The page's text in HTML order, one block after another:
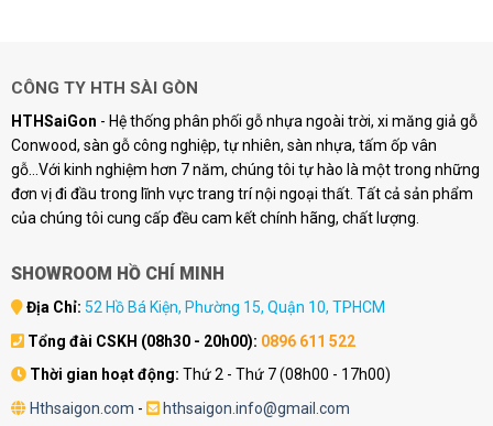
CÔNG TY HTH SÀI GÒN
HTHSaiGon - Hệ thống phân phối gỗ nhựa ngoài trời, xi măng giả gỗ
Conwood, sàn gỗ công nghiệp, tự nhiên, sàn nhựa, tấm ốp vân
gỗ...Với kinh nghiệm hơn 7 năm, chúng tôi tự hào là một trong những
đơn vị đi đầu trong lĩnh vực trang trí nội ngoại thất. Tất cả sản phẩm
của chúng tôi cung cấp đều cam kết chính hãng, chất lượng.
SHOWROOM HỒ CHÍ MINH
Địa Chỉ: 52 Hồ Bá Kiện, Phường 15, Quận 10, TPHCM
Tổng đài CSKH (08h30 - 20h00): 0896 611 522
Thời gian hoạt động: Thứ 2 - Thứ 7 (08h00 - 17h00)
Hthsaigon.com -
hthsaigon.info@gmail.com